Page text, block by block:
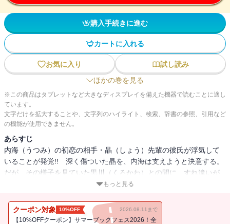
購入手続きに進む
カートに入れる
お気に入り
試し読み
ほかの巻を見る
※この商品はタブレットなど大きなディスプレイを備えた機器で読むことに適し
ています。
文字だけを拡大することや、文字列のハイライト、検索、辞書の参照、引用など
の機能が使用できません。
あらすじ
内海（うつみ）の初恋の相手・晶（しょう）先輩の彼氏が浮気して
いることが発覚!! 深く傷ついた晶を、内海は支えようと決意する。
だが、その様子を見ていた黒川（くろかわ）との間に、すれ違いが
生まれ、やがて大ゲンカに発展！？そんな中、バイト先の後輩・大
なさも、女の子の気持ちまで恋愛の全てをリアルに、丁寧に描いた
僕らの新たな恋愛白書！！
もっと見る
クーポン対象 10%OFF 2026.08.11まで
【10%OFFクーポン】サマーブックフェス2026！全